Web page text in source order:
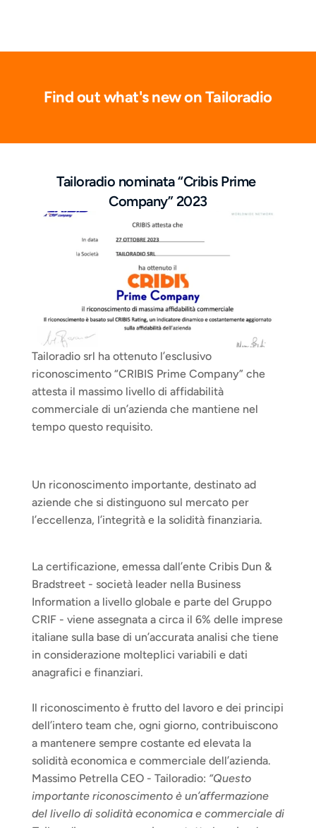
Find out what's new on Tailoradio
Tailoradio nominata “Cribis Prime
Company” 2023
Tailoradio srl ha ottenuto l’esclusivo
riconoscimento “CRIBIS Prime Company” che
attesta il massimo livello di affidabilità
commerciale di un’azienda che mantiene nel
tempo questo requisito.
Un riconoscimento importante, destinato ad
aziende che si distinguono sul mercato per
l’eccellenza, l’integrità e la solidità finanziaria.
La certificazione, emessa dall’ente Cribis Dun &
Bradstreet - società leader nella Business
Information a livello globale e parte del Gruppo
CRIF - viene assegnata a circa il 6% delle imprese
italiane sulla base di un’accurata analisi che tiene
in considerazione molteplici variabili e dati
anagrafici e finanziari.
Il riconoscimento è frutto del lavoro e dei principi
dell’intero team che, ogni giorno, contribuiscono
a mantenere sempre costante ed elevata la
solidità economica e commerciale dell’azienda.
Massimo Petrella CEO - Tailoradio: “Questo
importante riconoscimento è un’affermazione
del livello di solidità economica e commerciale di